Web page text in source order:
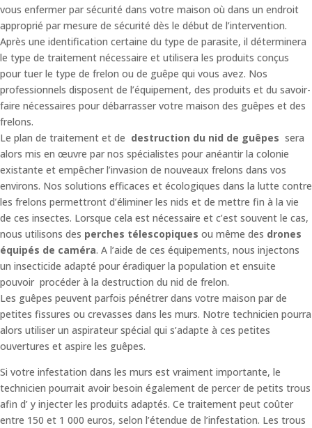
vous enfermer par sécurité dans votre maison où dans un endroit
approprié par mesure de sécurité dès le début de l’intervention.
Après une identification certaine du type de parasite, il déterminera
le type de traitement nécessaire et utilisera les produits conçus
pour tuer le type de frelon ou de guêpe qui vous avez. Nos
professionnels disposent de l’équipement, des produits et du savoir-
faire nécessaires pour débarrasser votre maison des guêpes et des
frelons.
Le plan de traitement et de destruction du nid de guêpes sera
alors mis en œuvre par nos spécialistes pour anéantir la colonie
existante et empêcher l’invasion de nouveaux frelons dans vos
environs. Nos solutions efficaces et écologiques dans la lutte contre
les frelons permettront d’éliminer les nids et de mettre fin à la vie
de ces insectes. Lorsque cela est nécessaire et c’est souvent le cas,
nous utilisons des perches télescopiques ou même des drones
équipés de caméra. A l’aide de ces équipements, nous injectons
un insecticide adapté pour éradiquer la population et ensuite
pouvoir procéder à la destruction du nid de frelon.
Les guêpes peuvent parfois pénétrer dans votre maison par de
petites fissures ou crevasses dans les murs. Notre technicien pourra
alors utiliser un aspirateur spécial qui s’adapte à ces petites
ouvertures et aspire les guêpes.
Si votre infestation dans les murs est vraiment importante, le
technicien pourrait avoir besoin également de percer de petits trous
afin d’ y injecter les produits adaptés. Ce traitement peut coûter
entre 150 et 1 000 euros, selon l’étendue de l’infestation. Les trous